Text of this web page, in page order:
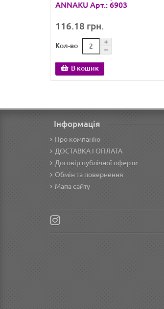
ANNAKU Арт.: 6903
116.18 грн.
Кол-во
В кошик
Інформація
Про компанію
ДОСТАВКА І ОПЛАТА
Договір публічної оферти
Обмін та повернення
Мапа сайту